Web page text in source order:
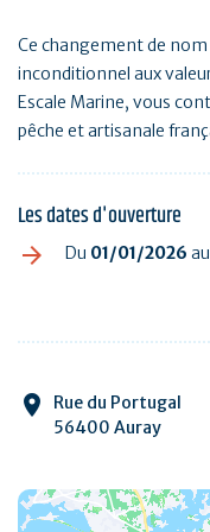
Ce changement de
inconditionnel aux
Escale Marine, vous
pêche et artisanale
Les dates d'ouverture
Du 01/01/2026 au
Rue du Portugal
56400 Auray